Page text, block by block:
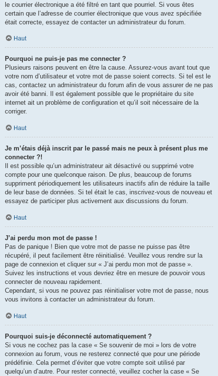
le courrier électronique a été filtré en tant que pourriel. Si vous êtes
certain que l’adresse de courrier électronique que vous avez spécifiée
était correcte, essayez de contacter un administrateur du forum.
Haut
Pourquoi ne puis-je pas me connecter ?
Plusieurs raisons peuvent en être la cause. Assurez-vous avant tout que
votre nom d’utilisateur et votre mot de passe soient corrects. Si tel est le
cas, contactez un administrateur du forum afin de vous assurer de ne pas
avoir été banni. Il est également possible que le propriétaire du site
internet ait un problème de configuration et qu’il soit nécessaire de la
corriger.
Haut
Je m’étais déjà inscrit par le passé mais ne peux à présent plus me
connecter ?!
Il est possible qu’un administrateur ait désactivé ou supprimé votre
compte pour une quelconque raison. De plus, beaucoup de forums
suppriment périodiquement les utilisateurs inactifs afin de réduire la taille
de leur base de données. Si tel était le cas, inscrivez-vous de nouveau et
essayez de participer plus activement aux discussions du forum.
Haut
J’ai perdu mon mot de passe !
Pas de panique ! Bien que votre mot de passe ne puisse pas être
récupéré, il peut facilement être réinitialisé. Veuillez vous rendre sur la
page de connexion et cliquer sur « J’ai perdu mon mot de passe ».
Suivez les instructions et vous devriez être en mesure de pouvoir vous
connecter de nouveau rapidement.
Cependant, si vous ne pouvez pas réinitialiser votre mot de passe, nous
vous invitons à contacter un administrateur du forum.
Haut
Pourquoi suis-je déconnecté automatiquement ?
Si vous ne cochez pas la case « Se souvenir de moi » lors de votre
connexion au forum, vous ne resterez connecté que pour une période
prédéfinie. Cela permet d’éviter que votre compte soit utilisé par
quelqu’un d’autre. Pour rester connecté, veuillez cocher la case « Se